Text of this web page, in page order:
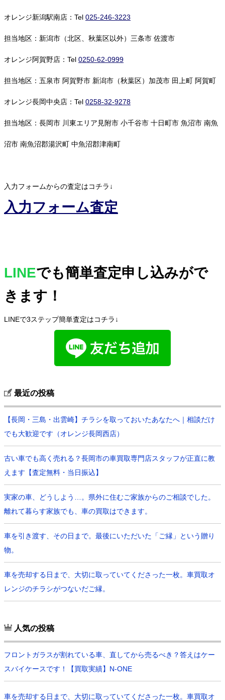
オレンジ新潟駅南店：Tel 025-246-3223
担当地区：新潟市（北区、秋葉区以外）三条市 佐渡市
オレンジ阿賀野店：Tel 0250-62-0999
担当地区：五泉市 阿賀野市 新潟市（秋葉区）加茂市 田上町 阿賀町
オレンジ長岡中央店：Tel 0258-32-9278
担当地区：長岡市 川東エリア見附市 小千谷市 十日町市 魚沼市 南魚
沼市 南魚沼郡湯沢町 中魚沼郡津南町
入力フォームからの査定はコチラ↓
入力フォーム査定
LINEでも簡単査定申し込みがで
きます！
LINEで3ステップ簡単査定はコチラ↓
最近の投稿
【長岡・三島・出雲崎】チラシを取っておいたあなたへ｜相談だけ
でも大歓迎です（オレンジ長岡西店）
古い車でも高く売れる？長岡市の車買取専門店スタッフが正直に教
えます【査定無料・当日振込】
実家の車、どうしよう…。県外に住むご家族からのご相談でした。
離れて暮らす家族でも、車の買取はできます。
車を引き渡す、その日まで。最後にいただいた「ご縁」という贈り
物。
車を売却する日まで、大切に取っていてくださった一枚。車買取オ
レンジのチラシがつないだご縁。
人気の投稿
フロントガラスが割れている車、直してから売るべき？答えはケー
スバイケースです！【買取実績】N-ONE
車を売却する日まで、大切に取っていてくださった一枚。車買取オ